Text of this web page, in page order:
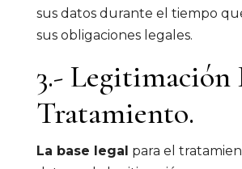
sus datos durante el tiempo
sus obligaciones legales.
3.- Legitimación
Tratamiento.
La base legal para el